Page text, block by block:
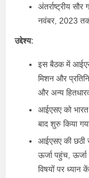
अंतर्राष्ट्रीय
नवंबर, 2023 तक
उद्देश्य:
इस बैठक में
मिशन और
और अन्य
आईएसए को
बाद शुरु किया
आईएसए की छठी
ऊर्जा पहुंच,
विषयों पर ध्यान